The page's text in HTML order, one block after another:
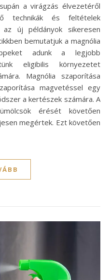
a virágzás élvezetéről
technikák és feltételek
új példányok sikeresen
bemutatjuk a magnólia
adunk a legjobb
eligibilis környezetet
Magnólia szaporítása
magvetéssel egy
a kertészek számára. A
érését követően
megértek. Ezt követően